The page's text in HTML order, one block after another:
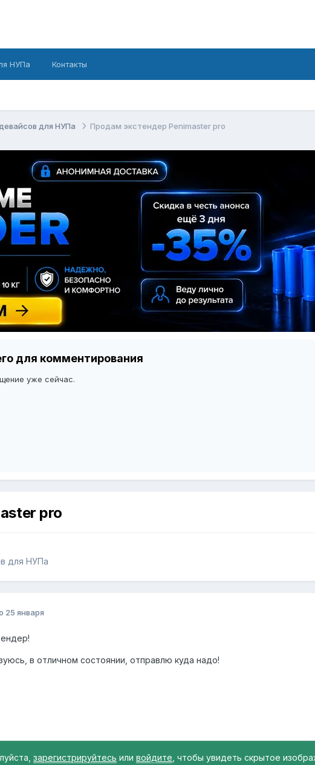
НУПа Контакты
для НУПа Продам экстендер Penimaster pro
для комментирования
уже сейчас.
pro
для НУПа
25 января
в отличном состоянии, отправлю куда надо!
зарегистрируйтесь или войдите , чтобы увидеть скрытое